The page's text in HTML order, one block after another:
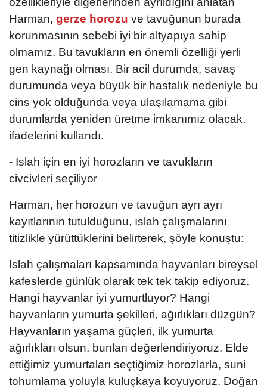
Harman, gerze horozu ve tavuğunun burada
korunmasının sebebi iyi bir altyapıya sahip
olmamız. Bu tavukların en önemli özelliği yerli
gen kaynağı olması. Bir acil durumda, savaş
durumunda veya büyük bir hastalık nedeniyle bu
cins yok olduğunda veya ulaşılamama gibi
durumlarda yeniden üretme imkanımız olacak.
ifadelerini kullandı.
- Islah için en iyi horozların ve tavukların
civcivleri seçiliyor
Harman, her horozun ve tavuğun ayrı ayrı
kayıtlarının tutulduğunu, ıslah çalışmalarını
titizlikle yürüttüklerini belirterek, şöyle konuştu:
Islah çalışmaları kapsamında hayvanları bireysel
kafeslerde günlük olarak tek tek takip ediyoruz.
Hangi hayvanlar iyi yumurtluyor? Hangi
hayvanların yumurta şekilleri, ağırlıkları düzgün?
Hayvanların yaşama güçleri, ilk yumurta
ağırlıkları olsun, bunları değerlendiriyoruz. Elde
ettiğimiz yumurtaları seçtiğimiz horozlarla, suni
tohumlama yoluyla kuluçkaya koyuyoruz. Doğan